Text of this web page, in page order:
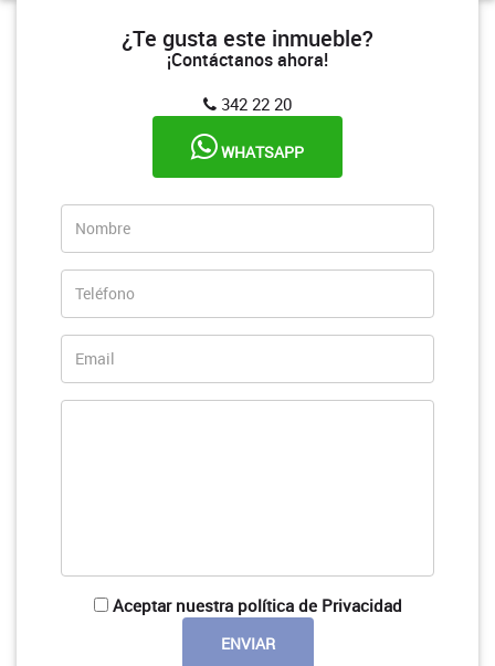
¿Te gusta este inmueble?
¡Contáctanos ahora!
342 22 20
WHATSAPP
Aceptar nuestra política de Privacidad